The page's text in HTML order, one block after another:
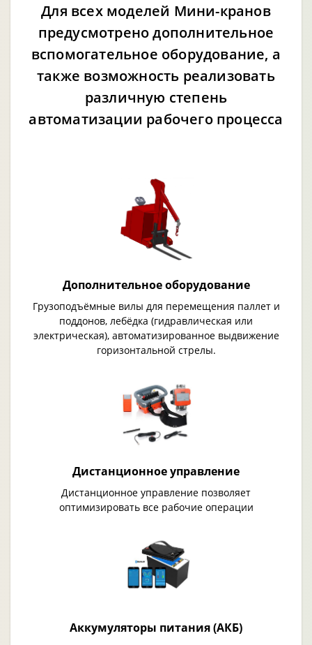
Для всех моделей Мини-кранов
предусмотрено дополнительное
вспомогательное оборудование, а
также возможность реализовать
различную степень
автоматизации рабочего процесса
Дополнительное оборудование
Грузоподъёмные вилы для перемещения паллет и
поддонов, лебёдка (гидравлическая или
электрическая), автоматизированное выдвижение
горизонтальной стрелы.
Дистанционное управление
Дистанционное управление позволяет
оптимизировать все рабочие операции
Аккумуляторы питания (АКБ)